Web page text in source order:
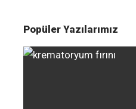
Popüler Yazılarımız